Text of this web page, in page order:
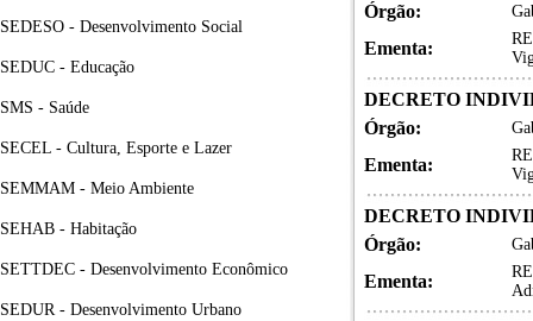
SEDESO - Desenvolvimento Social
SEDUC - Educação
SMS - Saúde
SECEL - Cultura, Esporte e Lazer
SEMMAM - Meio Ambiente
SEHAB - Habitação
SETTDEC - Desenvolvimento Econômico
SEDUR - Desenvolvimento Urbano
Órgão:
Ementa:
DECRETO
Órgão:
Ementa:
DECRETO
Órgão:
Ementa: